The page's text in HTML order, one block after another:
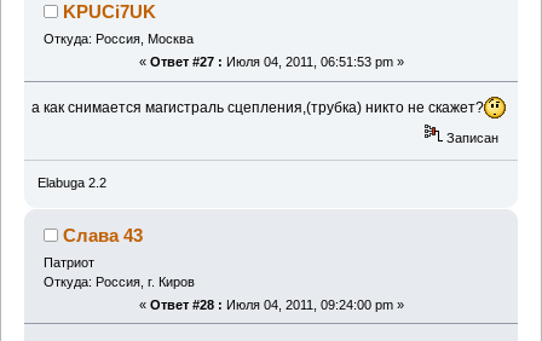
KPUCi7UK
Откуда: Россия, Москва
« Ответ #27 : Июля 04, 2011, 06:51:53 pm »
а как снимается магистраль сцепления,(трубка) никто не скажет?
Записан
Elabuga 2.2
Слава 43
Патриот
Откуда: Россия, г. Киров
« Ответ #28 : Июля 04, 2011, 09:24:00 pm »